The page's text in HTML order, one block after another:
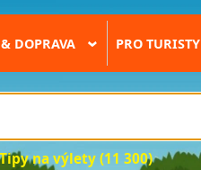
DOPRAVA › PRO TURISTY
Tipy na výlety (11 300)